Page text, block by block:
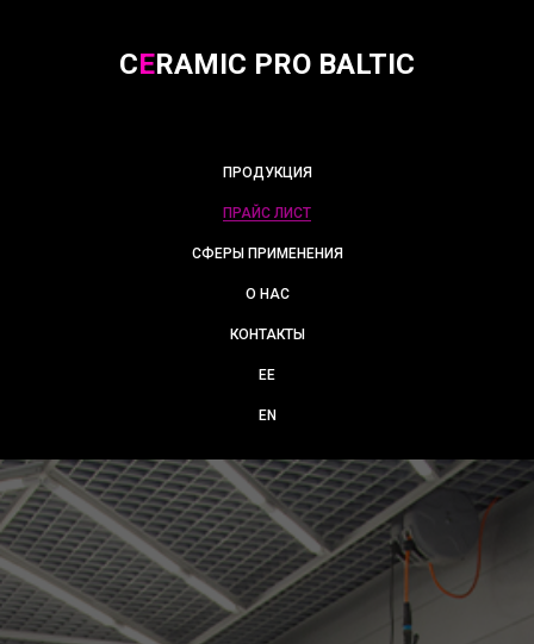
CERAMIC PRO BALTIC
ПРОДУКЦИЯ
ПРАЙС ЛИСТ
СФЕРЫ ПРИМЕНЕНИЯ
О НАС
КОНТАКТЫ
EE
EN